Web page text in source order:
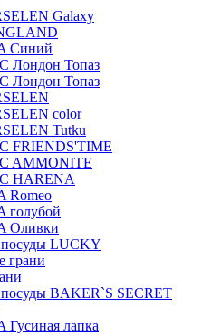
Galaxy
Синий
Лондон Топаз
Лондон Топаз
color
Tutku
FRIENDS'TIME
AMMONITE
HARENA
Romeo
голубой
Оливки
LUCKY
грани
BAKER`S SECRET
Гусиная лапка